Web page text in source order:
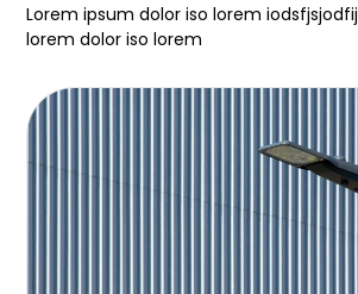
Lorem ipsum dolor iso lorem iodsfjsjodfij
lorem dolor iso lorem